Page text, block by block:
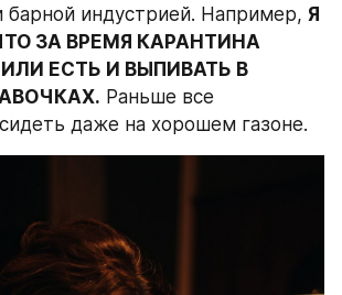
барной индустрией. Например, Я
ЗА ВРЕМЯ КАРАНТИНА
ЕСТЬ И ВЫПИВАТЬ В
Раньше все
даже на хорошем газоне.